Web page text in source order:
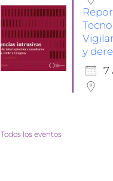
y
7
Todos los eventos